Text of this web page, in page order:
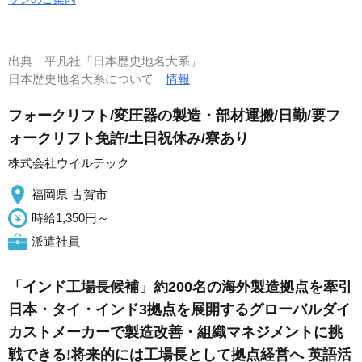
出典 平凡社「日本歴史地名大系」
日本歴史地名大系について情報
フォークリフト/変圧器の製造・部材運搬/日勤/要フ
ォークリフト免許/土日祝休み/寮あり
株式会社ウイルテック
福岡県 古賀市
時給1,350円～
派遣社員
「インド工場長候補」約200名の海外製造拠点を牽引
日本・タイ・インド3拠点を展開するグローバルダイ
カストメーカーで製造改善・組織マネジメントに挑
戦できる!将来的には工場長として拠点経営へ 英語活